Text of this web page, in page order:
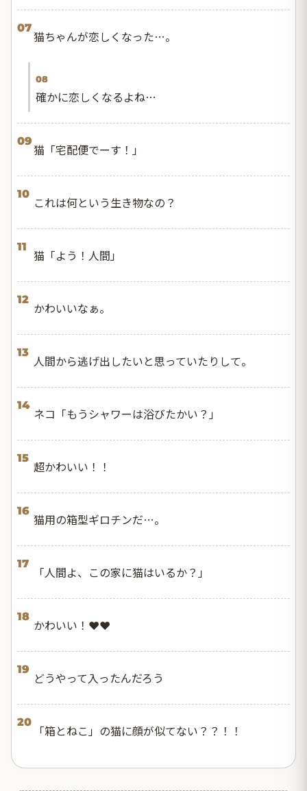
07
猫ちゃんが恋しくなった…。
08
確かに恋しくなるよね…
09
猫「宅配便でーす！」
10
これは何という生き物なの？
11
猫「よう！人間」
12
かわいいなぁ。
13
人間から逃げ出したいと思っていたりして。
14
ネコ「もうシャワーは浴びたかい？」
15
超かわいい！！
16
猫用の箱型ギロチンだ…。
17
「人間よ、この家に猫はいるか？」
18
かわいい！❤️❤️
19
どうやって入ったんだろう
20
「箱とねこ」の猫に顔が似てない？？！！